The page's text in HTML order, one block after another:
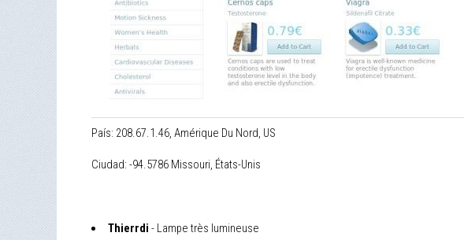
País: 208.67.1.46, Amérique Du Nord, US
Ciudad: -94.5786 Missouri, États-Unis
Thierrdi - Lampe très lumineuse